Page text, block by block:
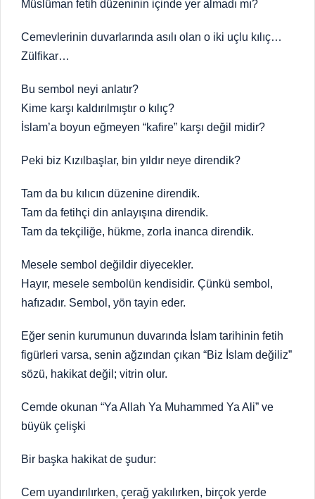
Müslüman fetih düzeninin içinde yer almadı mı?
Cemevlerinin duvarlarında asılı olan o iki uçlu kılıç…
Zülfikar…
Bu sembol neyi anlatır?
Kime karşı kaldırılmıştır o kılıç?
İslam’a boyun eğmeyen “kafire” karşı değil midir?
Peki biz Kızılbaşlar, bin yıldır neye direndik?
Tam da bu kılıcın düzenine direndik.
Tam da fetihçi din anlayışına direndik.
Tam da tekçiliğe, hükme, zorla inanca direndik.
Mesele sembol değildir diyecekler.
Hayır, mesele sembolün kendisidir. Çünkü sembol,
hafızadır. Sembol, yön tayin eder.
Eğer senin kurumunun duvarında İslam tarihinin fetih
figürleri varsa, senin ağzından çıkan “Biz İslam değiliz”
sözü, hakikat değil; vitrin olur.
Cemde okunan “Ya Allah Ya Muhammed Ya Ali” ve
büyük çelişki
Bir başka hakikat de şudur:
Cem uyandırılırken, çerağ yakılırken, birçok yerde